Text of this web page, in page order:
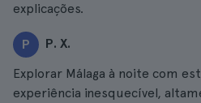
explicações.
P P. X.
Explorar Málaga à noite com
experiência inesquecível,